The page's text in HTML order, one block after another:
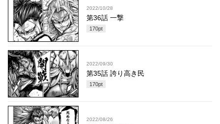
2022/10/28
第36話 一撃
170pt
2022/09/30
第35話 誇り高き民
170pt
2022/08/26